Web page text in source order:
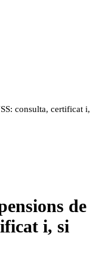
consulta, certificat i,
de
i, si